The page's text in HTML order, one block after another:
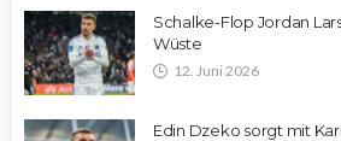
Schalke-Flop Jordan
Wüste
12. Juni 2026
Edin Dzeko sorgt mit